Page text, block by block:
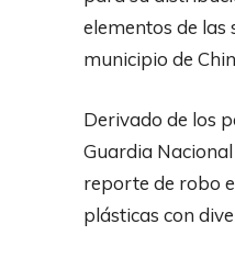
elementos de las
municipio de
Derivado de los
Guardia
reporte de robo
plásticas con